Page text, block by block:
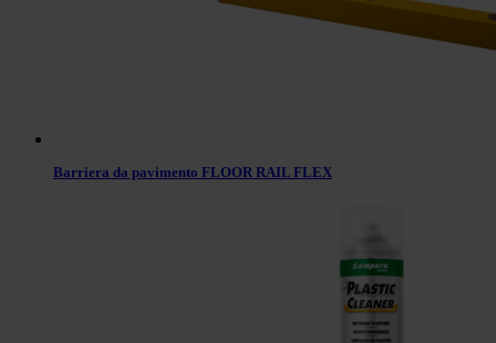
Barriera da pavimento FLOOR RAIL FLEX